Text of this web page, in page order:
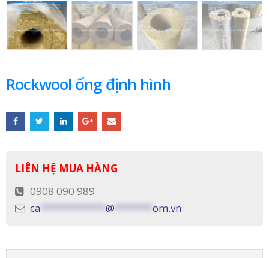
Rockwool ống định hình
LIÊN HỆ MUA HÀNG
0908 090 989
ca
@ om.vn